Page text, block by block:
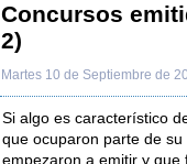
Concursos
2)
Martes 10 de Septiembre de
Si algo es característico
que ocuparon parte de
empezaron a emitir y que